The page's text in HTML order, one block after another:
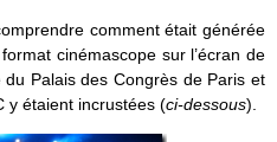
comment était générée
cinémascope sur l’écran de
Palais des Congrès de Paris et
y étaient incrustées (ci-dessous).